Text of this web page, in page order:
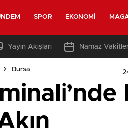
SPOR EKONOMI
Yayın Akışları Namaz
Bursa